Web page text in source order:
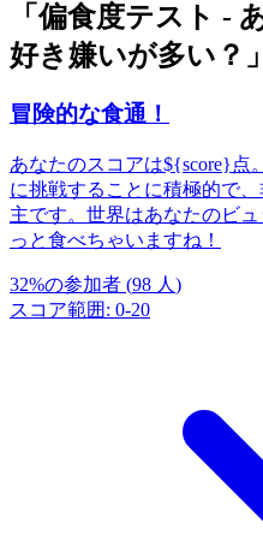
「偏食度テスト -
好き嫌いが多い？
冒険的な食通！
あなたのスコアは${score}点
に挑戦することに積極的で
主です。世界はあなたのビ
っと食べちゃいますね！
32%の参加者 (98 人 )
スコア範囲 : 0-20